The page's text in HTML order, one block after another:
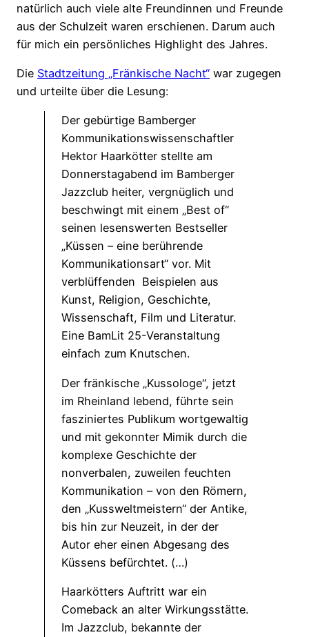
natürlich auch viele alte Freundinnen und Freunde
aus der Schulzeit waren erschienen. Darum auch
für mich ein persönliches Highlight des Jahres.
Die Stadtzeitung „Fränkische Nacht“ war zugegen
und urteilte über die Lesung:
Der gebürtige Bamberger
Kommunikationswissenschaftler
Hektor Haarkötter stellte am
Donnerstagabend im Bamberger
Jazzclub heiter, vergnüglich und
beschwingt mit einem „Best of“
seinen lesenswerten Bestseller
„Küssen – eine berührende
Kommunikationsart“ vor. Mit
verblüffenden Beispielen aus
Kunst, Religion, Geschichte,
Wissenschaft, Film und Literatur.
Eine BamLit 25-Veranstaltung
einfach zum Knutschen.
Der fränkische „Kussologe“, jetzt
im Rheinland lebend, führte sein
fasziniertes Publikum wortgewaltig
und mit gekonnter Mimik durch die
komplexe Geschichte der
nonverbalen, zuweilen feuchten
Kommunikation – von den Römern,
den „Kussweltmeistern“ der Antike,
bis hin zur Neuzeit, in der der
Autor eher einen Abgesang des
Küssens befürchtet. (…)
Haarkötters Auftritt war ein
Comeback an alter Wirkungsstätte.
Im Jazzclub, bekannte der